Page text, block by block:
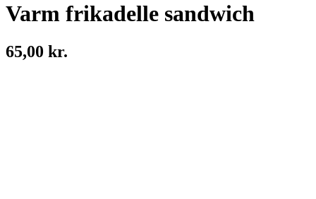
Varm frikadelle sandwich
65,00 kr.